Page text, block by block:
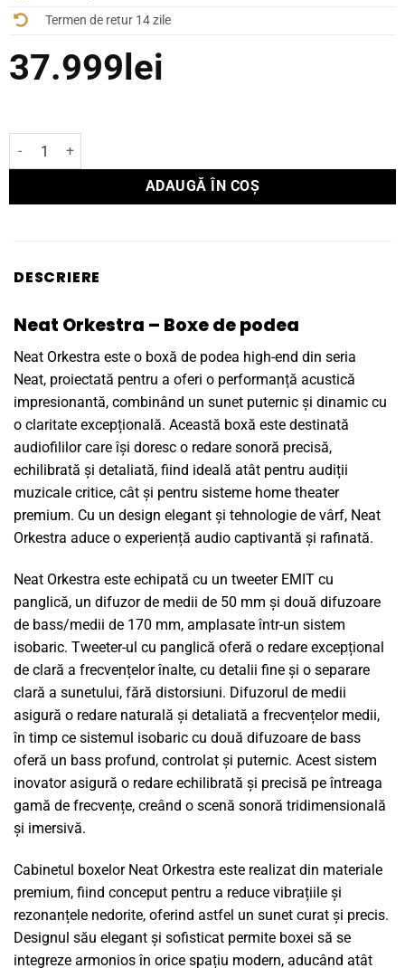
Termen de retur 14 zile
37.999 lei
Cantitate Boxe de podea Neat Acoustics ORKESTRA
ADAUGĂ ÎN COȘ
DESCRIERE
Neat Orkestra – Boxe de podea
Neat Orkestra este o boxă de podea high-end din seria
Neat, proiectată pentru a oferi o performanță acustică
impresionantă, combinând un sunet puternic și dinamic cu
o claritate excepțională. Această boxă este destinată
audiofililor care își doresc o redare sonoră precisă,
echilibrată și detaliată, fiind ideală atât pentru audiții
muzicale critice, cât și pentru sisteme home theater
premium. Cu un design elegant și tehnologie de vârf, Neat
Orkestra aduce o experiență audio captivantă și rafinată.
Neat Orkestra este echipată cu un tweeter EMIT cu
panglică, un difuzor de medii de 50 mm și două difuzoare
de bass/medii de 170 mm, amplasate într-un sistem
isobaric. Tweeter-ul cu panglică oferă o redare excepțional
de clară a frecvențelor înalte, cu detalii fine și o separare
clară a sunetului, fără distorsiuni. Difuzorul de medii
asigură o redare naturală și detaliată a frecvențelor medii,
în timp ce sistemul isobaric cu două difuzoare de bass
oferă un bass profund, controlat și puternic. Acest sistem
inovator asigură o redare echilibrată și precisă pe întreaga
gamă de frecvențe, creând o scenă sonoră tridimensională
și imersivă.
Cabinetul boxelor Neat Orkestra este realizat din materiale
premium, fiind conceput pentru a reduce vibrațiile și
rezonanțele nedorite, oferind astfel un sunet curat și precis.
Designul său elegant și sofisticat permite boxei să se
integreze armonios în orice spațiu modern, aducând atât